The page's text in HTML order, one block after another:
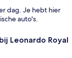
dag. Je hebt hier
auto's.
Leonardo Royal